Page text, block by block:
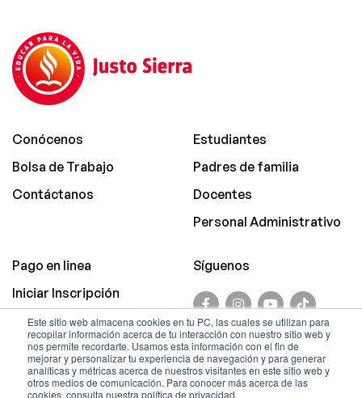
Este sitio web almacena cookies en tu PC, las cuales se utilizan para
recopilar información acerca de tu interacción con nuestro sitio web y
nos permite recordarte. Usamos esta información con el fin de
mejorar y personalizar tu experiencia de navegación y para generar
analíticas y métricas acerca de nuestros visitantes en este sitio web y
otros medios de comunicación. Para conocer más acerca de las
cookies, consulta nuestra política de privacidad.
Conócenos
Bolsa de Trabajo
Contáctanos
Estudiantes
Padres de familia
Docentes
Personal Administrativo
Pago en linea
Iniciar Inscripción
Promociones
Síguenos
Aviso de Privacidad
© Copyright.